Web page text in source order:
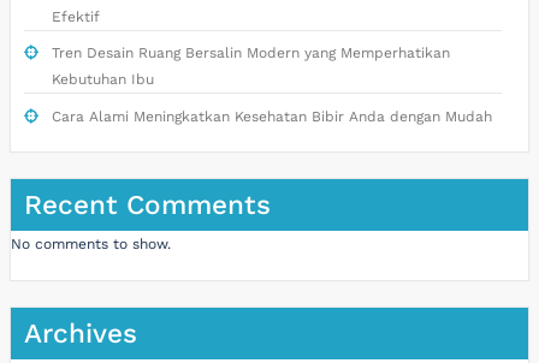
Efektif
Tren Desain Ruang Bersalin Modern yang Memperhatikan
Kebutuhan Ibu
Cara Alami Meningkatkan Kesehatan Bibir Anda dengan Mudah
Recent Comments
No comments to show.
Archives